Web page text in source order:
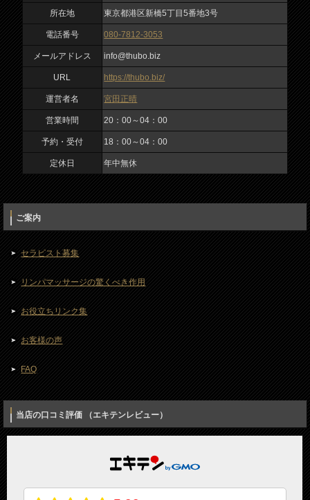
所在地 東京都港区新橋5丁目5番地3号
電話番号 080-7812-3053
メールアドレス info@thubo.biz
URL https://thubo.biz/
運営者名 宮田正晴
営業時間 20：00～04：00
予約・受付 18：00～04：00
定休日 年中無休
ご案内
セラピスト募集
リンパマッサージの驚くべき作用
お役立ちリンク集
お客様の声
FAQ
当店の口コミ評価 （エキテンレビュー）